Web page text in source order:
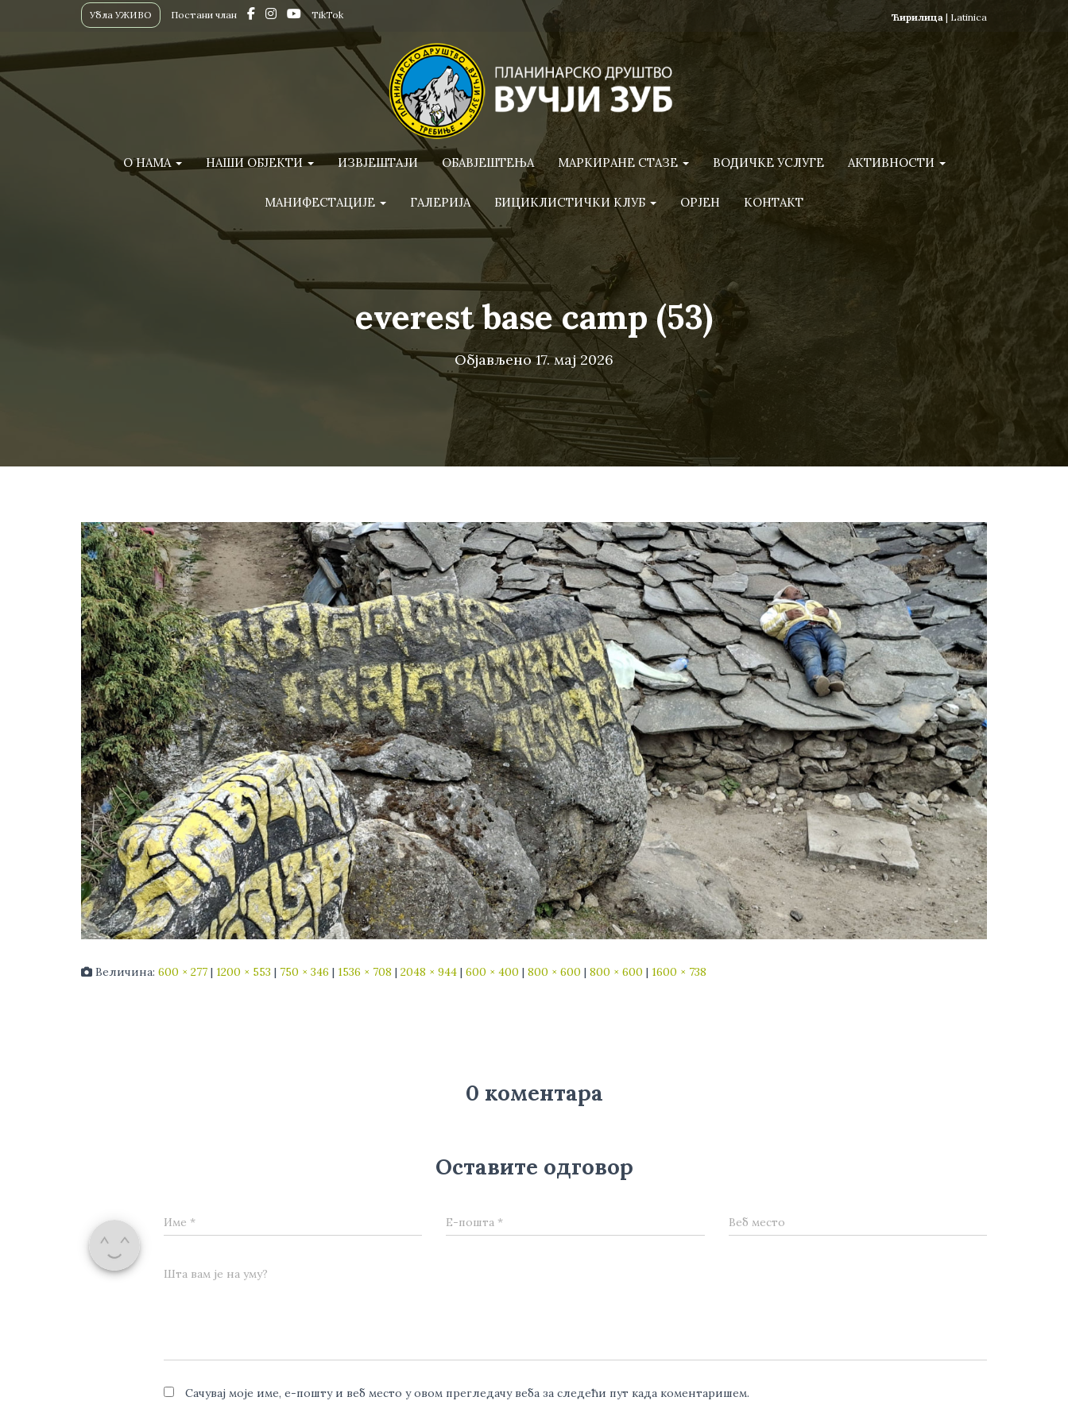
Ћирилица | Latinica
Убла УЖИВО Постани члан TikTok
О НАМА НАШИ ОБЈЕКТИ ИЗВЈЕШТАЈИ ОБАВЈЕШТЕЊА МАРКИРАНЕ СТАЗЕ ВОДИЧКЕ УСЛУГЕ АКТИВНОСТИ
МАНИФЕСТАЦИЈЕ ГАЛЕРИЈА БИЦИКЛИСТИЧКИ КЛУБ ОРЈЕН КОНТАКТ
everest base camp (53)
Објављено17. мај 2026
Величина: 600 × 277 | 1200 × 553 | 750 × 346 | 1536 × 708 | 2048 × 944 | 600 × 400 | 800 × 600 | 800 × 600 | 1600 × 738
0 коментара
Оставите одговор
Име * Е-пошта * Веб место
Шта вам је на уму?
Сачувај моје име, е-пошту и веб место у овом прегледачу веба за следећи пут када коментаришем.